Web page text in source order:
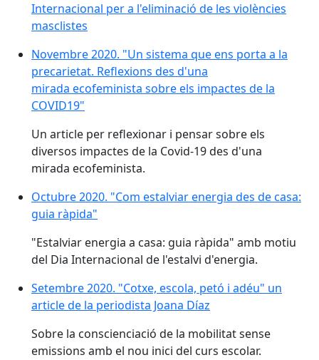
Internacional per a l'eliminació de les violències
masclistes
Novembre 2020. "Un sistema que ens porta a la
Novembre 2020. "Un sistema que ens porta a la
precarietat. Reflexions des d'una
mirada ecofeminista sobre els impactes de la
COVID19"
Un article per reflexionar i pensar sobre els
diversos impactes de la Covid-19 des d'una
mirada ecofeminista.
Octubre 2020. "Com estalviar energia des de casa:
Octubre 2020. "Com estalviar energia des de casa:
guia ràpida"
"Estalviar energia a casa: guia ràpida" amb motiu
del Dia Internacional de l'estalvi d'energia.
Setembre 2020. "Cotxe, escola, petó i adéu" un
Setembre 2020. "Cotxe, escola, petó i adéu" un
article de la periodista Joana Díaz
Sobre la conscienciació de la mobilitat sense
emissions amb el nou inici del curs escolar.